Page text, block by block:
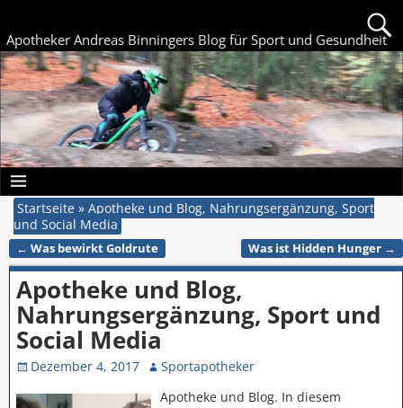
Apotheker Andreas Binningers Blog für Sport und Gesundheit
Startseite » Apotheke und Blog, Nahrungsergänzung, Sport
und Social Media
Artikelnavigation
← Was bewirkt Goldrute Was ist Hidden Hunger →
Apotheke und Blog,
Nahrungsergänzung, Sport und
Social Media
Dezember 4, 2017
Sportapotheker
Apotheke und Blog. In diesem